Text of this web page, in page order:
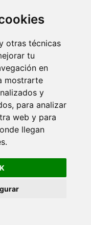
otras técnicas
tu
en
mostrarte
y
para analizar
web y para
llegan